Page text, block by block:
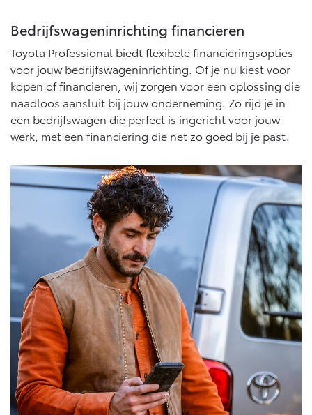
Bedrijfswageninrichting financieren
Toyota Professional biedt flexibele financieringsopties
voor jouw bedrijfswageninrichting. Of je nu kiest voor
kopen of financieren, wij zorgen voor een oplossing die
naadloos aansluit bij jouw onderneming. Zo rijd je in
een bedrijfswagen die perfect is ingericht voor jouw
werk, met een financiering die net zo goed bij je past.